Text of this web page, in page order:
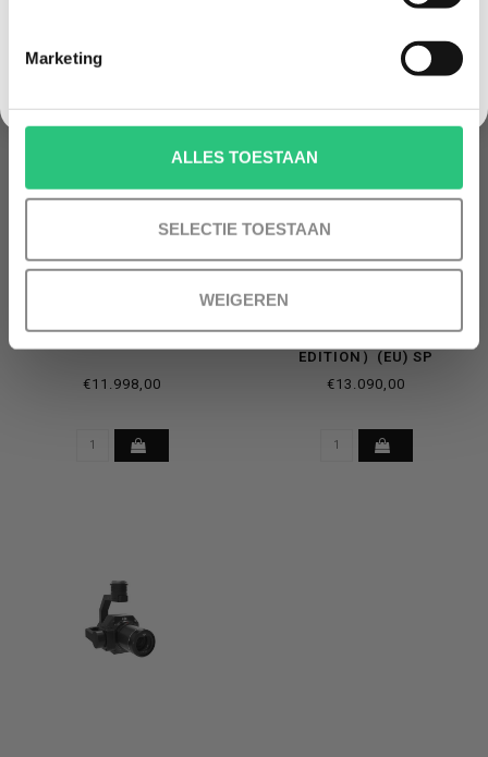
Marketing
ALLES TOESTAAN
SELECTIE TOESTAAN
WEIGEREN
GERELATEERDE PRODUCTEN
DJI ZENMUSE H30T
€11.998,00
ZENMUSE L2 (UNIVERSAL
EDITION）(EU) SP
€13.090,00